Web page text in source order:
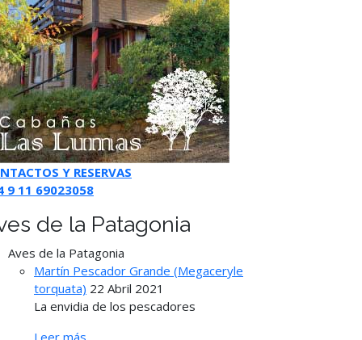
Y RESERVAS
9 11 69023058
de la Patagonia
Aves de la Patagonia
Martín Pescador Grande (Megaceryle
torquata) 22 Abril 2021
La envidia de los pescadores
Leer más…